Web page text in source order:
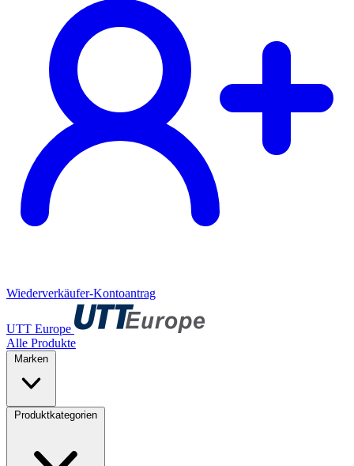
Wiederverkäufer-Kontoantrag
UTT Europe
Alle Produkte
Marken
Produktkategorien